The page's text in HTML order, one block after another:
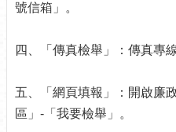
政
資
訊
開
號信箱」。
四、「傳真檢舉」：傳真專
五、「網頁填報」：開啟廉
區」-「我要檢舉」。